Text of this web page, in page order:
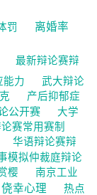
罚 离婚率
最新辩论赛辩
能力
武大辩论
产后抑郁症
公开赛
大学
赛常用赛制
华语辩论赛辩
模拟仲裁庭辩论
樱
南京工业
侥幸心理
热点